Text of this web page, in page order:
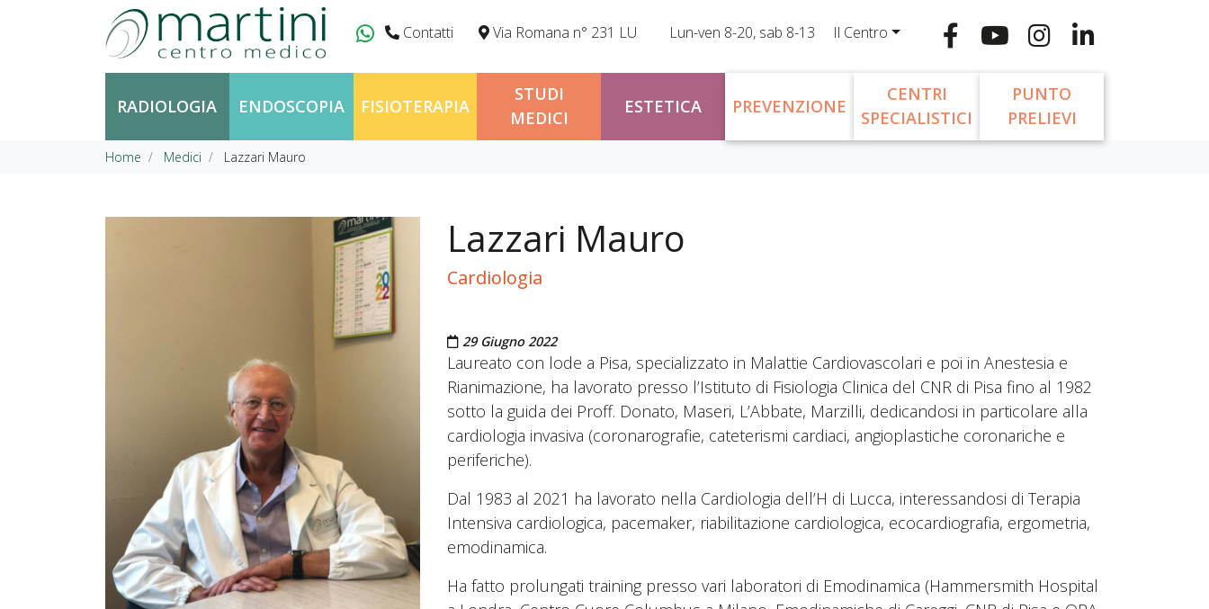
Vai al contenuto
Contatti Via Romana n° 231 LU Lun-ven 8-20, sab 8-13 Il Centro
RADIOLOGIA ENDOSCOPIA FISIOTERAPIA
STUDI
MEDICI
ESTETICA PREVENZIONE
CENTRI
SPECIALISTICI
PUNTO
PRELIEVI
Home Medici Lazzari Mauro
Lazzari Mauro
Cardiologia
Pubblicato il
29 Giugno 2022
Laureato con lode a Pisa, specializzato in Malattie Cardiovascolari e poi in Anestesia e
Rianimazione, ha lavorato presso l’Istituto di Fisiologia Clinica del CNR di Pisa fino al 1982
sotto la guida dei Proff. Donato, Maseri, L’Abbate, Marzilli, dedicandosi in particolare alla
cardiologia invasiva (coronarografie, cateterismi cardiaci, angioplastiche coronariche e
periferiche).
Dal 1983 al 2021 ha lavorato nella Cardiologia dell’H di Lucca, interessandosi di Terapia
Intensiva cardiologica, pacemaker, riabilitazione cardiologica, ecocardiografia, ergometria,
emodinamica.
Ha fatto prolungati training presso vari laboratori di Emodinamica (Hammersmith Hospital